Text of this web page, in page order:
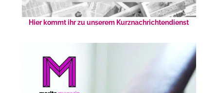
Hier kommt ihr zu unserem Kurznachrichtendienst